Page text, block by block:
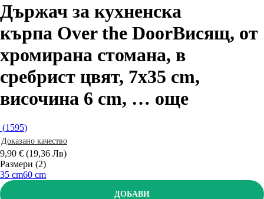
Държач за кухненска
кърпа Over the DoorВисящ, от
хромирана стомана, в
сребрист цвят, 7x35 cm,
височина 6 cm, … още
(1595)
Доказано качество
9,90 € (19,36 Лв)
Размери (2)
35 cm60 cm
ДОБАВИ